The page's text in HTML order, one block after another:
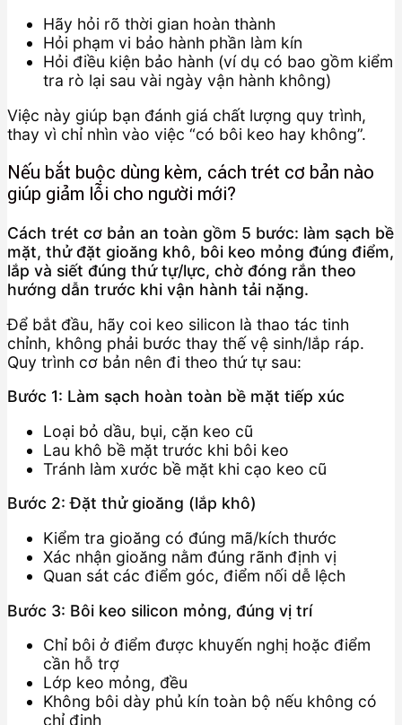
Hãy hỏi rõ thời gian hoàn thành
Hỏi phạm vi bảo hành phần làm kín
Hỏi điều kiện bảo hành (ví dụ có bao gồm kiểm
tra rò lại sau vài ngày vận hành không)
Việc này giúp bạn đánh giá chất lượng quy trình,
thay vì chỉ nhìn vào việc “có bôi keo hay không”.
Nếu bắt buộc dùng kèm, cách trét cơ bản nào
giúp giảm lỗi cho người mới?
Cách trét cơ bản an toàn gồm 5 bước: làm sạch bề
mặt, thử đặt gioăng khô, bôi keo mỏng đúng điểm,
lắp và siết đúng thứ tự/lực, chờ đóng rắn theo
hướng dẫn trước khi vận hành tải nặng.
Để bắt đầu, hãy coi keo silicon là thao tác tinh
chỉnh, không phải bước thay thế vệ sinh/lắp ráp.
Quy trình cơ bản nên đi theo thứ tự sau:
Bước 1: Làm sạch hoàn toàn bề mặt tiếp xúc
Loại bỏ dầu, bụi, cặn keo cũ
Lau khô bề mặt trước khi bôi keo
Tránh làm xước bề mặt khi cạo keo cũ
Bước 2: Đặt thử gioăng (lắp khô)
Kiểm tra gioăng có đúng mã/kích thước
Xác nhận gioăng nằm đúng rãnh định vị
Quan sát các điểm góc, điểm nối dễ lệch
Bước 3: Bôi keo silicon mỏng, đúng vị trí
Chỉ bôi ở điểm được khuyến nghị hoặc điểm
cần hỗ trợ
Lớp keo mỏng, đều
Không bôi dày phủ kín toàn bộ nếu không có
chỉ định